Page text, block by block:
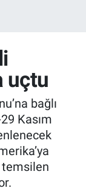
uçtu
bağlı
Kasım
temsilen